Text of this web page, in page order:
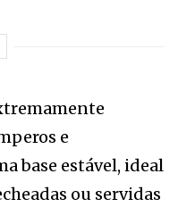
e
base estável, ideal
ou servidas